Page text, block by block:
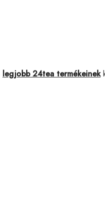
legjobb 24tea termékeinek